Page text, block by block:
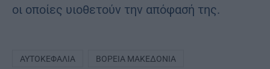
οι οποίες υιοθετούν την απόφασή της.
ΑΥΤΟΚΕΦΑΛΊΑ ΒΌΡΕΙΑ ΜΑΚΕΔΟΝΊΑ